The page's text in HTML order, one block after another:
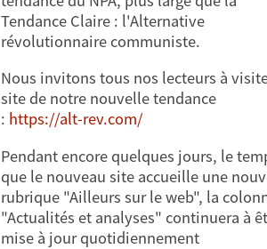
Tendance Claire : l'Alternative
révolutionnaire communiste.
Nous invitons tous nos lecteurs à
site de notre nouvelle tendance
: https://alt-rev.com/
Pendant encore quelques jours, le
que le nouveau site accueille une
rubrique "Ailleurs sur le web", la
"Actualités et analyses" continuera à
mise à jour quotidiennement